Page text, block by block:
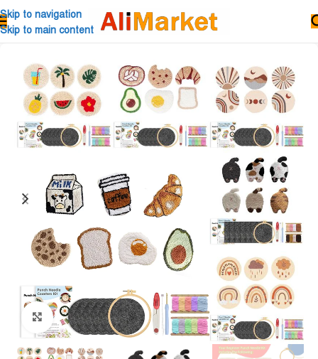
Skip to navigation
Skip to main content
Click to enlarge